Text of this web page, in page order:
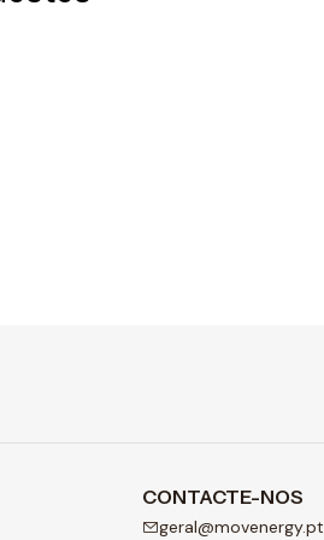
CONTACTE-NOS
geral@movenergy.pt